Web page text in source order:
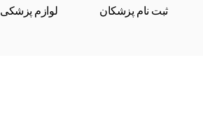
ثبت نام پزشکان لوازم پزشکی